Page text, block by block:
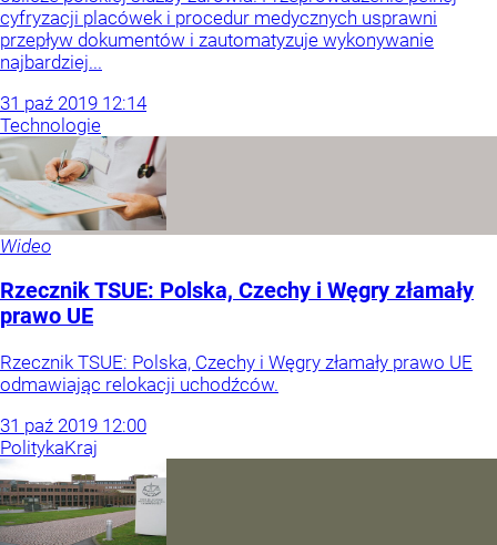
cyfryzacji placówek i procedur medycznych usprawni
przepływ dokumentów i zautomatyzuje wykonywanie
najbardziej...
31 paź 2019 12:14
Technologie
Wideo
Rzecznik TSUE: Polska, Czechy i Węgry złamały
prawo UE
Rzecznik TSUE: Polska, Czechy i Węgry złamały prawo UE
odmawiając relokacji uchodźców.
31 paź 2019 12:00
PolitykaKraj